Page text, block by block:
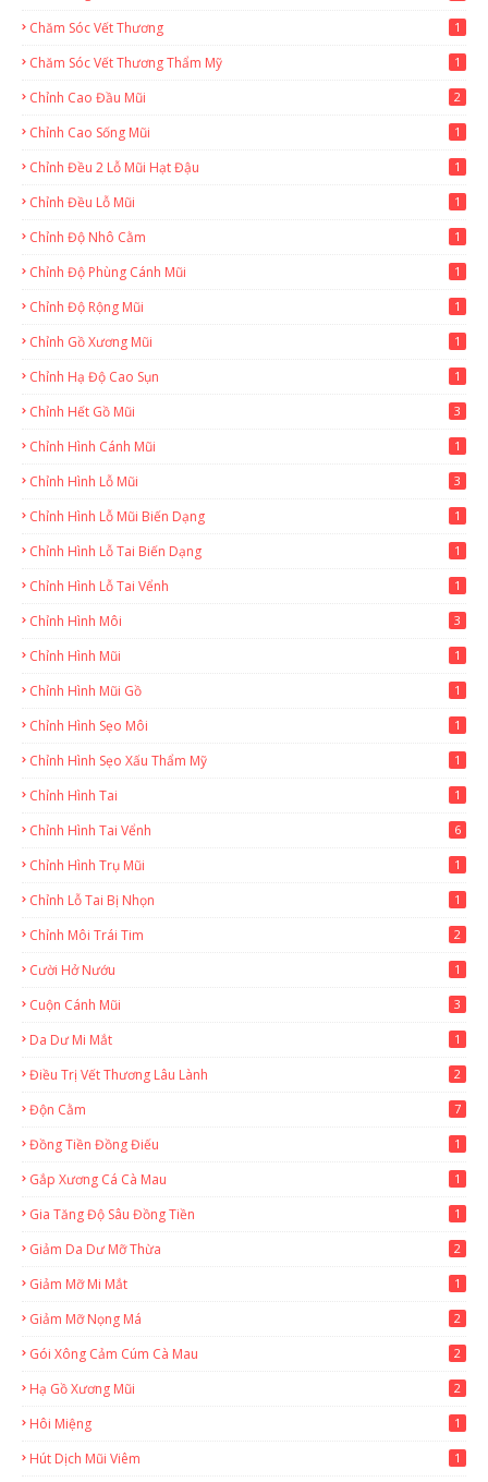
Chăm Sóc Vết Thương
1
Chăm Sóc Vết Thương Thẩm Mỹ 1
Chỉnh Cao Đầu Mũi 2
Chỉnh Cao Sống Mũi 1
Chỉnh Đều 2 Lỗ Mũi Hạt Đậu 1
Chỉnh Đều Lỗ Mũi 1
Chỉnh Độ Nhô Cằm 1
Chỉnh Độ Phùng Cánh Mũi 1
Chỉnh Độ Rộng Mũi 1
Chỉnh Gồ Xương Mũi 1
Chỉnh Hạ Độ Cao Sụn 1
Chỉnh Hết Gồ Mũi 3
Chỉnh Hình Cánh Mũi 1
Chỉnh Hình Lỗ Mũi 3
Chỉnh Hình Lỗ Mũi Biến Dạng 1
Chỉnh Hình Lỗ Tai Biến Dạng 1
Chỉnh Hình Lỗ Tai Vểnh 1
Chỉnh Hình Môi 3
Chỉnh Hình Mũi 1
Chỉnh Hình Mũi Gồ 1
Chỉnh Hình Sẹo Môi 1
Chỉnh Hình Sẹo Xấu Thẩm Mỹ 1
Chỉnh Hình Tai 1
Chỉnh Hình Tai Vểnh 6
Chỉnh Hình Trụ Mũi 1
Chỉnh Lỗ Tai Bị Nhọn 1
Chỉnh Môi Trái Tim 2
Cười Hở Nướu 1
Cuộn Cánh Mũi 3
Da Dư Mi Mắt 1
Điều Trị Vết Thương Lâu Lành 2
Độn Cằm 7
Đồng Tiền Đồng Điếu 1
Gắp Xương Cá Cà Mau 1
Gia Tăng Độ Sâu Đồng Tiền 1
Giảm Da Dư Mỡ Thừa 2
Giảm Mỡ Mi Mắt 1
Giảm Mỡ Nọng Má 2
Gói Xông Cảm Cúm Cà Mau 2
Hạ Gồ Xương Mũi 2
Hôi Miệng 1
Hút Dịch Mũi Viêm 1